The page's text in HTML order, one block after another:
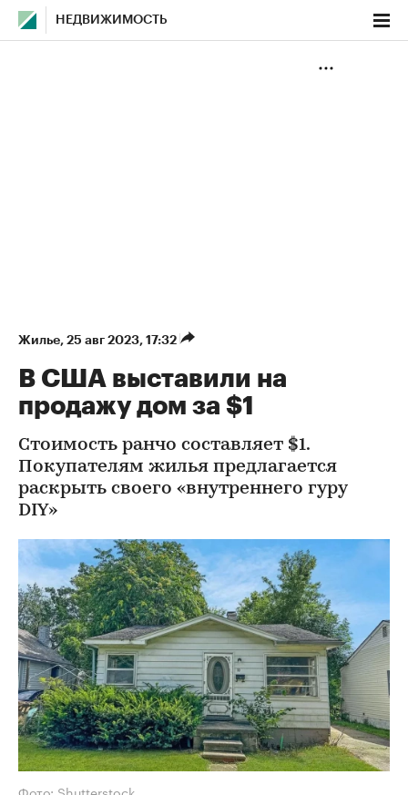
НЕДВИЖИМОСТЬ
Жилье⁠, 25 авг 2023, 17:32
В США выставили на
продажу дом за $1
Стоимость ранчо составляет $1.
Покупателям жилья предлагается
раскрыть своего «внутреннего гуру
DIY»
Фото: Shutterstock